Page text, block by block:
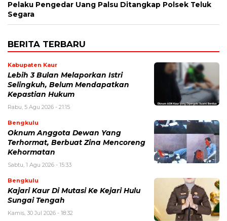
Pelaku Pengedar Uang Palsu Ditangkap Polsek Teluk
Segara
BERITA TERBARU
Kabupaten Kaur
Lebih 3 Bulan Melaporkan Istri
Selingkuh, Belum Mendapatkan
Kepastian Hukum
Rabu, 5 Agu 2026 - 21:15
Bengkulu
Oknum Anggota Dewan Yang
Terhormat, Berbuat Zina Mencoreng
Kehormatan
Sabtu, 1 Agu 2026 - 15:33
Bengkulu
Kajari Kaur Di Mutasi Ke Kejari Hulu
Sungai Tengah
Kamis, 30 Jul 2026 - 18:32